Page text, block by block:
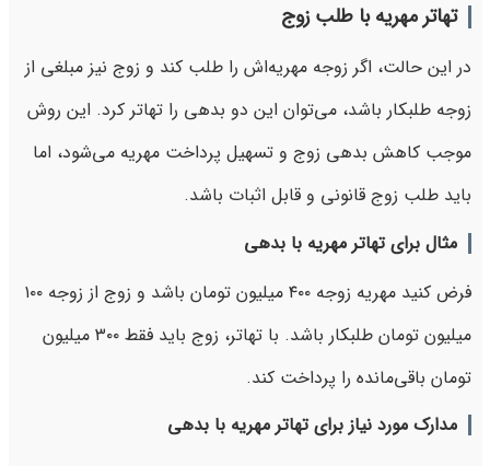
تهاتر مهریه با طلب زوج
در این حالت، اگر زوجه مهریه‌اش را طلب کند و زوج نیز مبلغی از
زوجه طلبکار باشد، می‌توان این دو بدهی را تهاتر کرد. این روش
موجب کاهش بدهی زوج و تسهیل پرداخت مهریه می‌شود، اما
باید طلب زوج قانونی و قابل اثبات باشد.
مثال برای تهاتر مهریه با بدهی
فرض کنید مهریه زوجه ۴۰۰ میلیون تومان باشد و زوج از زوجه ۱۰۰
میلیون تومان طلبکار باشد. با تهاتر، زوج باید فقط ۳۰۰ میلیون
تومان باقی‌مانده را پرداخت کند.
مدارک مورد نیاز برای تهاتر مهریه با بدهی